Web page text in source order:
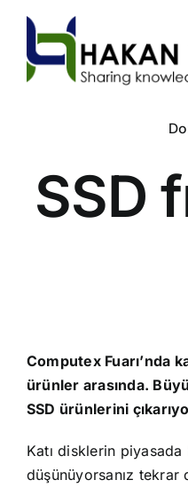
content
SSD
Computex Fuarı’nda
ürünler arasında.
SSD ürünlerini
Katı disklerin
düşünüyorsanız tekrar